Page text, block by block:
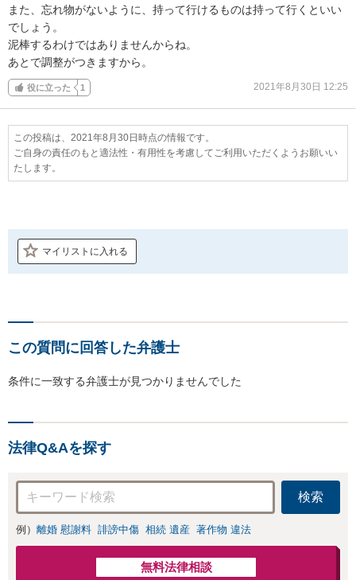
また、忘れ物がないように、持って行けるものは持って行くといい
でしょう。
泥棒するわけではありませんからね。
あとで調整がつきますから。
役に立った 1 2021年8月30日 12:25
この投稿は、2021年8月30日時点の情報です。
ご自身の責任のもと適法性・有用性を考慮してご利用いただくようお願いい
たします。
マイリストに入れる
この質問に回答した弁護士
条件に一致する弁護士が見つかりませんでした
法律Q&Aを探す
検索
例） 離婚 慰謝料 誹謗中傷 相続 遺産 著作物 違法
無料法律相談